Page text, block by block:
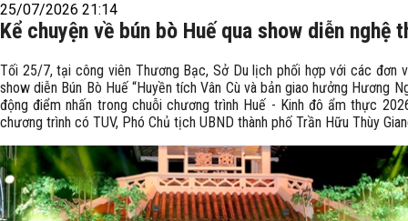
25/07/2026 21:14
Kể chuyện về bún bò Huế qua show diễn nghệ
Tối 25/7, tại công viên Thương Bạc, Sở Du lịch phối hợp với các đơn
show diễn Bún Bò Huế “Huyền tích Vân Cù và bản giao hưởng Hương
động điểm nhấn trong chuỗi chương trình Huế - Kinh đô ẩm thực
chương trình có TUV, Phó Chủ tịch UBND thành phố Trần Hữu Thùy